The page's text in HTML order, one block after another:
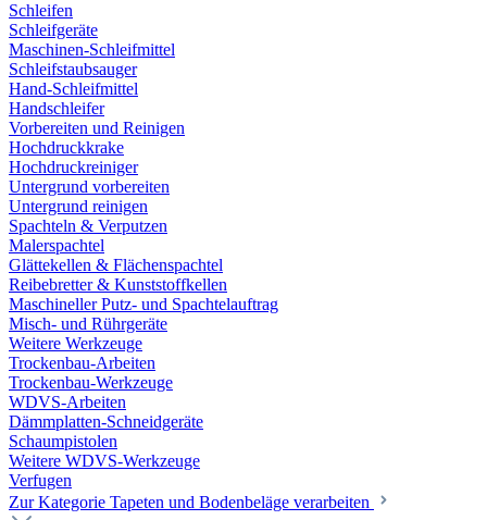
Schleifen
Schleifgeräte
Maschinen-Schleifmittel
Schleifstaubsauger
Hand-Schleifmittel
Handschleifer
Vorbereiten und Reinigen
Hochdruckkrake
Hochdruckreiniger
Untergrund vorbereiten
Untergrund reinigen
Spachteln & Verputzen
Malerspachtel
Glättekellen & Flächenspachtel
Reibebretter & Kunststoffkellen
Maschineller Putz- und Spachtelauftrag
Misch- und Rührgeräte
Weitere Werkzeuge
Trockenbau-Arbeiten
Trockenbau-Werkzeuge
WDVS-Arbeiten
Dämmplatten-Schneidgeräte
Schaumpistolen
Weitere WDVS-Werkzeuge
Verfugen
Zur Kategorie Tapeten und Bodenbeläge verarbeiten